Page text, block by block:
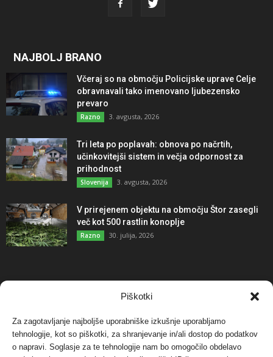
Piškotki
Za zagotavljanje najboljše uporabniške izkušnje uporabljamo
tehnologije, kot so piškotki, za shranjevanje in/ali dostop do podatkov
o napravi. Soglasje za te tehnologije nam bo omogočilo obdelavo
NAJBOLJ BRANO
Včeraj so na območju Policijske uprave Celje
obravnavali tako imenovano ljubezensko
prevaro
Razno 3. avgusta, 2026
Tri leta po poplavah: obnova po načrtih,
učinkovitejši sistem in večja odpornost za
prihodnost
Slovenija 3. avgusta, 2026
V prirejenem objektu na območju Štor zasegli
več kot 500 rastlin konoplje
Razno 30. julija, 2026
NAJBOLJ KOMENTIRANO
Protest proti vetrnim elektrarnam na Ojstrici, v
svetu pa vedno bolj...
Dogodki 12. maja, 2017